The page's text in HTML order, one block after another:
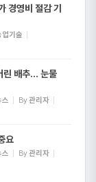
경영비 절감 기
업기술
배추... 눈물
스 By관리자
요
스 By관리자